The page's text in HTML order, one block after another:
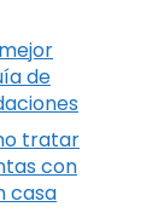
de
tratar
con
casa